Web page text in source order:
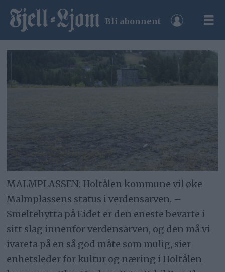
Bli abonnent
MALMPLASSEN: Holtålen kommune vil øke
Malmplassens status i verdensarven. –
Smeltehytta på Eidet er den eneste bevarte i
sitt slag innenfor verdensarven, og den må vi
ivareta på en så god måte som mulig, sier
enhetsleder for kultur og næring i Holtålen